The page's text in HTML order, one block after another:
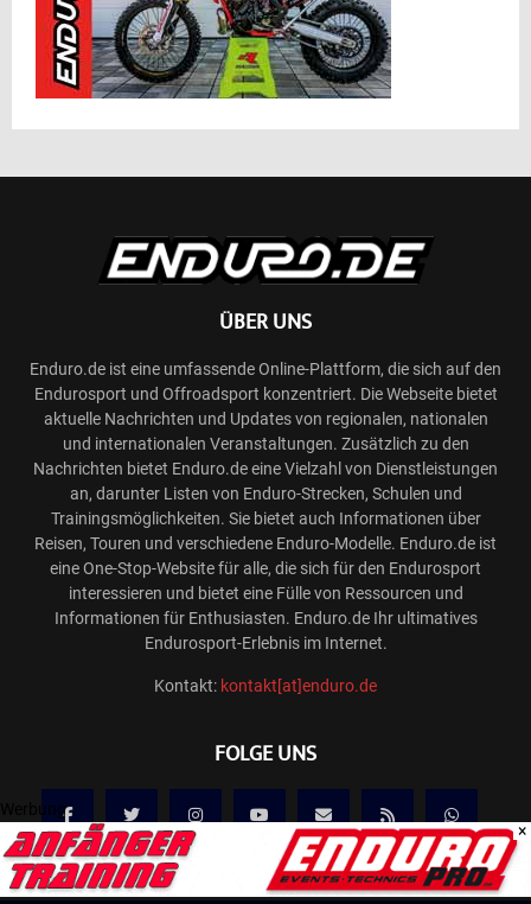
ÜBER UNS
Enduro.de ist eine umfassende Online-Plattform, die sich auf den
Endurosport und Offroadsport konzentriert. Die Webseite bietet
aktuelle Nachrichten und Updates von regionalen, nationalen
und internationalen Veranstaltungen. Zusätzlich zu den
Nachrichten bietet Enduro.de eine Vielzahl von Dienstleistungen
an, darunter Listen von Enduro-Strecken, Schulen und
Trainingsmöglichkeiten. Sie bietet auch Informationen über
Reisen, Touren und verschiedene Enduro-Modelle. Enduro.de ist
eine One-Stop-Website für alle, die sich für den Endurosport
interessieren und bietet eine Fülle von Ressourcen und
Informationen für Enthusiasten. Enduro.de Ihr ultimatives
Endurosport-Erlebnis im Internet.
Kontakt: kontakt[at]enduro.de
FOLGE UNS
Werbung
×